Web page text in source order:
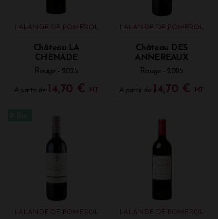
LALANDE DE POMEROL
Château LA
CHENADE
Rouge - 2025
A partir de 14,70 € HT
LALANDE DE POMEROL
Château DES
ANNEREAUX
Rouge - 2025
A partir de 14,70 € HT
LALANDE DE POMEROL LALANDE DE POMEROL